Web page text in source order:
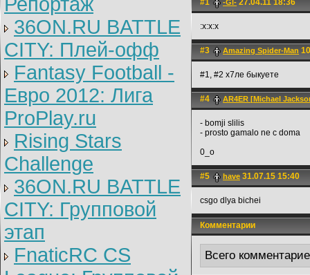
36ON.RU BATTLE
CITY: Плей-офф
Fantasy Football -
Евро 2012: Лига
ProPlay.ru
Rising Stars
Challenge
36ON.RU BATTLE
CITY: Групповой
этап
FnaticRC CS
#1 -Gl- 27.04.11 18:36
:x:x:x
#3 Amazing Spider-Man
#1, #2 х7ле быкуете
#4 AR4ER [Michael
- bomji slilis
- prosto gamalo ne c doma
0_o
#5 have 31.07.15 15:40
csgo dlya bichei
Комментарии
Всего